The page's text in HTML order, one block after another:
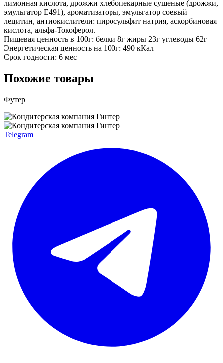
лимонная кислота, дрожжи хлебопекарные сушеные (дрожжи,
эмульгатор Е491), ароматизаторы, эмульгатор соевый
лецитин, антиокислители: пиросульфит натрия, аскорбиновая
кислота, альфа-Токоферол.
Пищевая ценность в 100г: белки 8г жиры 23г углеводы 62г
Энергетическая ценность на 100г: 490 кКал
Срок годности: 6 мес
Похожие товары
Футер
Telegram